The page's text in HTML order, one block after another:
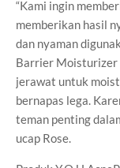
“Kami ingin
memberikan hasil
dan nyaman
Barrier Moisturizer
jerawat untuk
bernapas lega.
teman penting
ucap Rose.